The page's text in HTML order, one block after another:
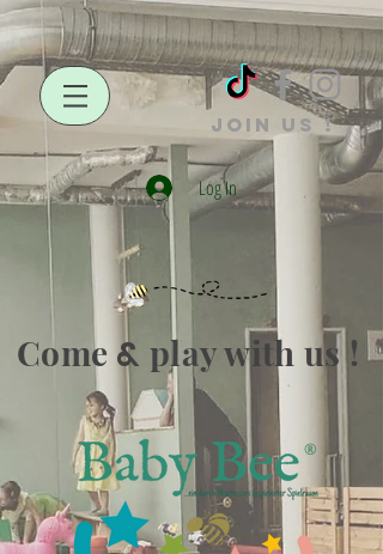
JOIN US !
Log In
Come & play with us !
®